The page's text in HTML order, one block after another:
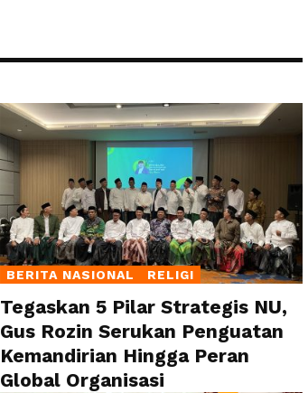
BERITA NASIONAL RELIGI
Tegaskan 5 Pilar Strategis NU,
Gus Rozin Serukan Penguatan
Kemandirian Hingga Peran
Global Organisasi